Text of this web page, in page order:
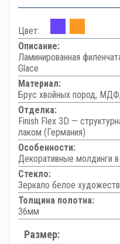
Цвет:
Описание:
Ламинированная
Glace
Материал:
Брус хвойных пород,
Отделка:
Finish Flex 3D —
лаком (Германия)
Особенности:
Декоративные молдинги
Стекло:
Зеркало белое
Толщина полотна:
36мм
Размер: